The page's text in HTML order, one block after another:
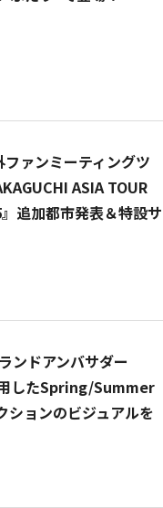
ァンミーティングツ
ASIA TOUR
追加都市発表＆特設サ
ドアンバサダー
したSpring/Summer
ションのビジュアルを